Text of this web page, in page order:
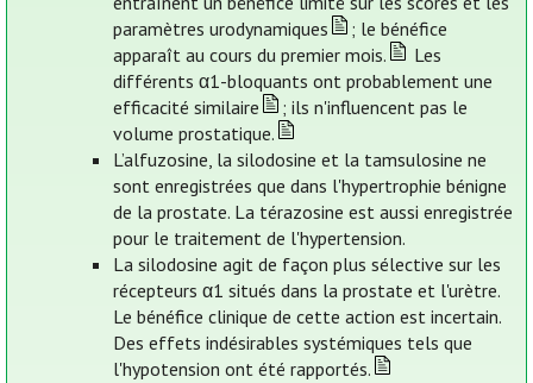
paramètres urodynamiques
; le bénéfice
apparaît au cours du premier mois.
Les
différents α1-bloquants ont probablement une
efficacité similaire
; ils n'influencent pas le
volume prostatique.
L’alfuzosine, la silodosine et la tamsulosine ne
sont enregistrées que dans l'hypertrophie bénigne
de la prostate. La térazosine est aussi enregistrée
pour le traitement de l'hypertension.
La silodosine agit de façon plus sélective sur les
récepteurs α1 situés dans la prostate et l'urètre.
Le bénéfice clinique de cette action est incertain.
Des effets indésirables systémiques tels que
l'hypotension ont été rapportés.